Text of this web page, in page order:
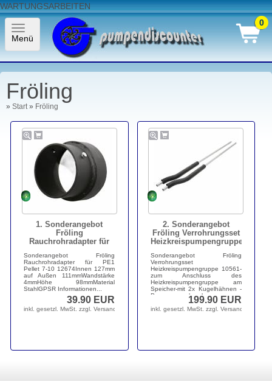
WARTUNGSARBEITEN
0
Toggle
navigation
Menü
Fröling
» Start» Fröling
1. Sonderangebot
Fröling
Rauchrohradapter für
Sonderangebot Fröling
Rauchrohradapter für PE1
Pellet 7-10 12674Innen 127mm
auf Außen 111mmWandstärke
4mmHöhe 98mmMaterial
StahlGPSR Informationen...
39.90 EUR
inkl. gesetzl. MwSt. zzgl. Versandkosten
2. Sonderangebot
Fröling Verrohrungsset
Heizkreispumpengruppe
Sonderangebot Fröling
Verrohrungsset
Heizkreispumpengruppe 10561-
zum Anschluss des
Heizkreispumpengruppe am
Speicher-mit 2x Kugelhähnen -
Pumpenverschraubungen...
199.90 EUR
inkl. gesetzl. MwSt. zzgl. Versandkosten